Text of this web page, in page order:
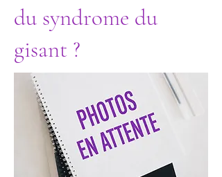
du syndrome du
gisant ?